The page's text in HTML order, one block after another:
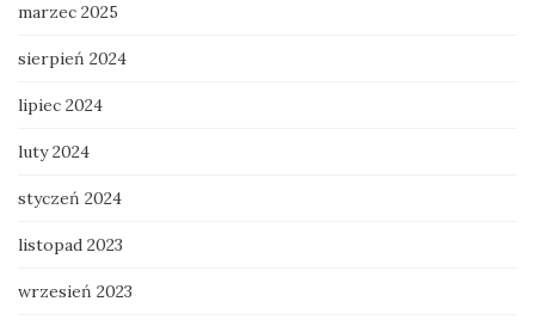
marzec 2025
sierpień 2024
lipiec 2024
luty 2024
styczeń 2024
listopad 2023
wrzesień 2023